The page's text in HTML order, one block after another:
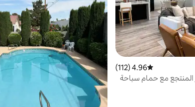
متوسط التقييم 4.96 من 5، 112 مراجعات
4.96 (112)
مع حمام سباحة